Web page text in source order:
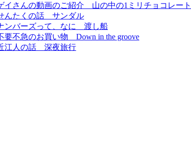
イさんの動画のご紹介 山の中の1ミリチョコレート
んたくの話 サンダル
ンバーズって、なに 渡し船
要不急のお買い物 Down in the groove
江人の話 深夜旅行